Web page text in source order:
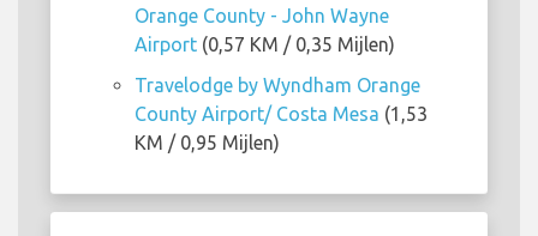
Orange County - John Wayne
Airport (0,57 KM / 0,35 Mijlen)
Travelodge by Wyndham Orange
County Airport/ Costa Mesa (1,53
KM / 0,95 Mijlen)